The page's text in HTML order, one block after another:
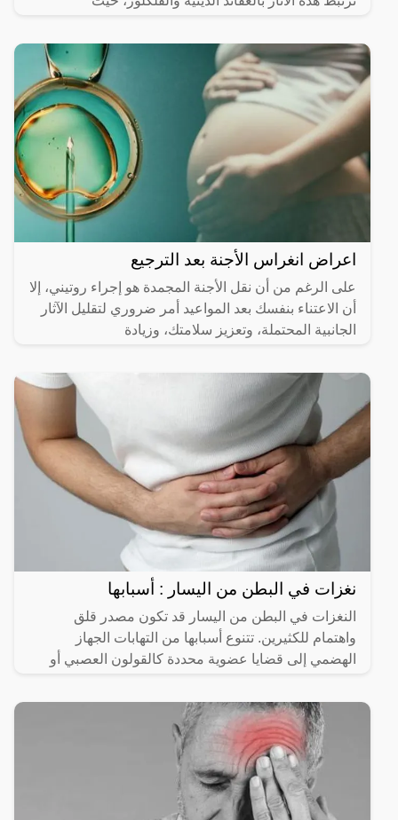
اعراض انغراس الأجنة بعد الترجيع
على الرغم من أن نقل الأجنة المجمدة هو إجراء روتيني، إلا
أن الاعتناء بنفسك بعد المواعيد أمر ضروري لتقليل الآثار
الجانبية المحتملة، وتعزيز سلامتك، وزيادة
نغزات في البطن من اليسار : أسبابها
النغزات في البطن من اليسار قد تكون مصدر قلق
واهتمام للكثيرين. تتنوع أسبابها من التهابات الجهاز
الهضمي إلى قضايا عضوية محددة كالقولون العصبي أو